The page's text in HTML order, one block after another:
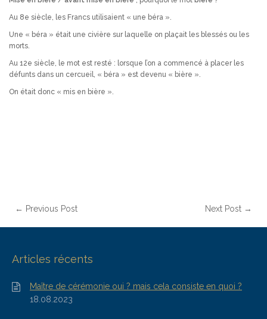
Au 8e siècle, les Francs utilisaient « une béra ».
Une « béra » était une civière sur laquelle on plaçait les blessés ou les
morts.
Au 12e siècle, le mot est resté : lorsque l’on a commencé à placer les
défunts dans un cercueil, « béra » est devenu « bière ».
On était donc « mis en bière ».
← Previous Post Next Post →
Articles récents
Maître de cérémonie oui ? mais cela consiste en quoi ?
18.08.2023